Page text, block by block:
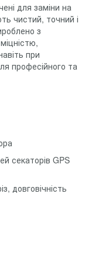
для заміни на
чистий, точний і
з
при
професійного та
секаторів GPS
довговічність